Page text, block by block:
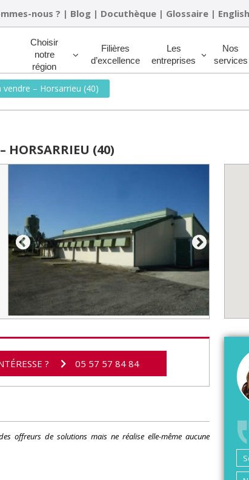
nous ? | Blog | Docuthèque | Glossaire | English
Rechercher
Choisir
notre
région
Filières
d’excellence
Les
entreprises
Nos
services
– Horsarrieu (40)
HORSARRIEU (40)
? 05 57 57 84 84
offreurs de solutions mais ne réalise elle-même aucune